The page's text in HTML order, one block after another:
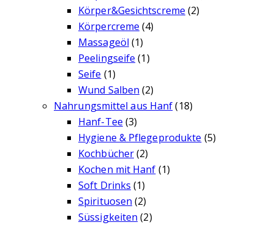
Körper&Gesichtscreme (2)
Körpercreme (4)
Massageöl (1)
Peelingseife (1)
Seife (1)
Wund Salben (2)
Nahrungsmittel aus Hanf (18)
Hanf-Tee (3)
Hygiene & Pflegeprodukte (5)
Kochbücher(2)
Kochen mit Hanf (1)
Soft Drinks (1)
Spirituosen (2)
Süssigkeiten (2)